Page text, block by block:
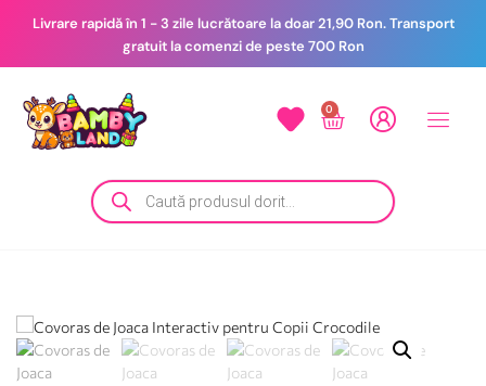
Livrare rapidă în 1 - 3 zile lucrătoare la doar 21,90 Ron. Transport
gratuit la comenzi de peste 700 Ron
0